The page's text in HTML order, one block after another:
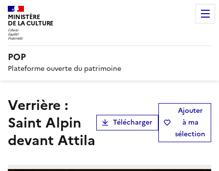
MINISTÈRE
DE LA CULTURE
POP
Plateforme ouverte du patrimoine
verrière :
Saint Alpin
devant Attila
Télécharger
Ajouter
à ma
sélection